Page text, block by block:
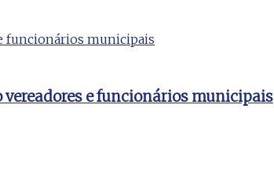
vereadores e funcionários municipais